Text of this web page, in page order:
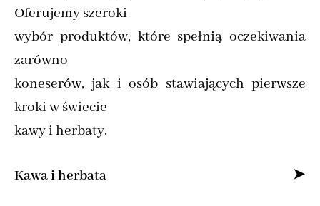
Oferujemy szeroki
wybór produktów, które spełnią oczekiwania
zarówno
koneserów, jak i osób stawiających pierwsze
kroki w świecie
kawy i herbaty.
Kawa i herbata